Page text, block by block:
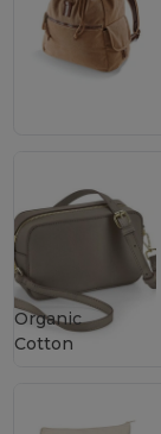
Organic
Cotton